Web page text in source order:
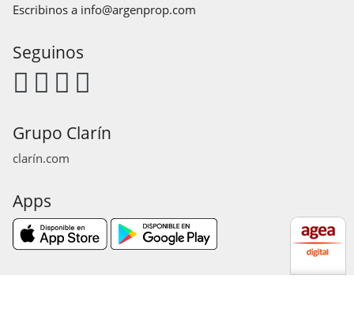
Escribinos a info@argenprop.com
Seguinos
Grupo Clarín
clarín.com
Apps